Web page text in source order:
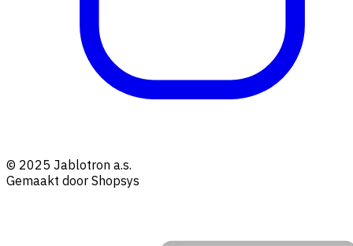
© 2025 Jablotron a.s.
Gemaakt door Shopsys